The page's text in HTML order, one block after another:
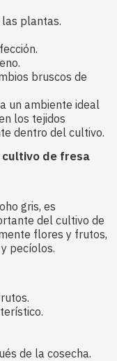
las plantas.
bruscos de
un ambiente ideal
los tejidos
dentro del cultivo.
cultivo de fresa
gris, es
del cultivo de
flores y frutos,
pecíolos.
de la cosecha.